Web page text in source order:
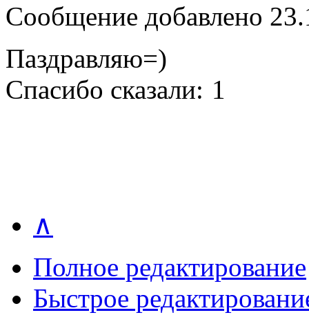
Сообщение добавлено
Паздравляю=)
Спасибо сказали: 1
∧
Полное редактирование
Быстрое